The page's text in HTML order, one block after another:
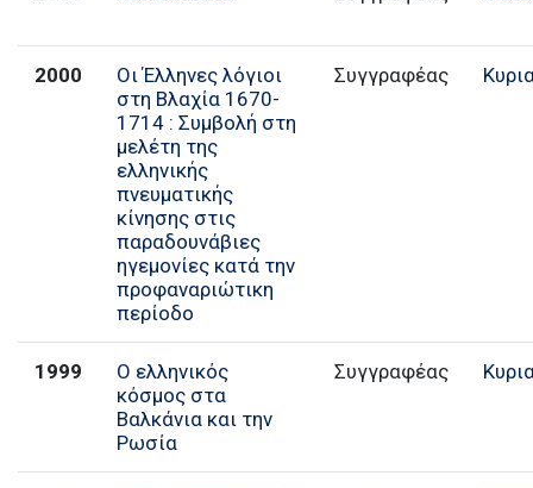
2000
Οι Έλληνες λόγιοι
στη Βλαχία 1670-
1714 : Συμβολή στη
μελέτη της
ελληνικής
πνευματικής
κίνησης στις
παραδουνάβιες
ηγεμονίες κατά την
προφαναριώτικη
περίοδο
Συγγραφέας
1999
Ο ελληνικός
κόσμος στα
Βαλκάνια και την
Ρωσία
Συγγραφέας